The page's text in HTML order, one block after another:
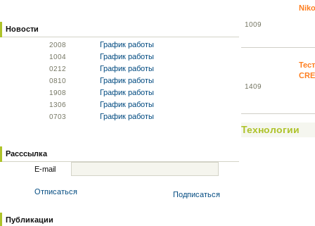
Новости
2008 График работы
1004 График работы
0212 График работы
0810 График работы
1908 График работы
1306 График работы
0703 График работы
Расссылка
E-mail
Отписаться Подписаться
Публикации
1009
1409
Технологии